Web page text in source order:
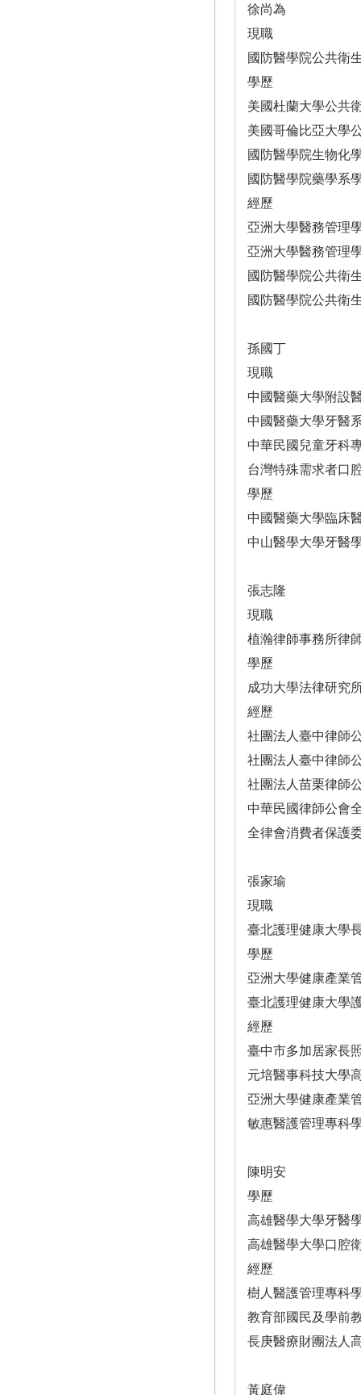
徐尚為
現職
國防醫學院公共衛
學歷
美國杜蘭大學公共
美國哥倫比亞大學
國防醫學院生物化
國防醫學院藥學系
經歷
亞洲大學醫務管理
亞洲大學醫務管理
國防醫學院公共衛
國防醫學院公共衛
孫國丁
現職
中國醫藥大學附設
中國醫藥大學牙醫
中華民國兒童牙科
台灣特殊需求者口
學歷
中國醫藥大學臨床
中山醫學大學牙醫
張志隆
現職
植瀚律師事務所律
學歷
成功大學法律研究
經歷
社團法人臺中律師
社團法人臺中律師
社團法人苗栗律師
中華民國律師公會
全律會消費者保護
張家瑜
現職
臺北護理健康大學
學歷
亞洲大學健康產業
臺北護理健康大學
經歷
臺中市多加居家長
元培醫事科技大學
亞洲大學健康產業
敏惠醫護管理專科
陳明安
學歷
高雄醫學大學牙醫
高雄醫學大學口腔
經歷
樹人醫護管理專科
教育部國民及學前
長庚醫療財團法人
黃庭偉